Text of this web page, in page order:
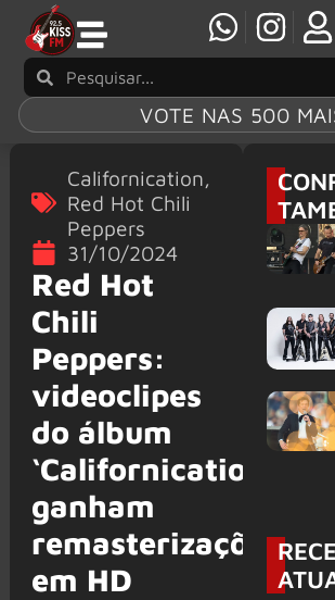
VOTE NAS 500
Californication,
Red Hot Chili
Peppers
31/10/2024
Red Hot
Chili
Peppers:
videoclipes
do álbum
‘Californication’
ganham
remasterizações
em HD